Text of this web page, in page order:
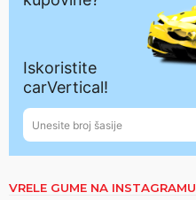
VRELE GUME NA INSTAGRAMU